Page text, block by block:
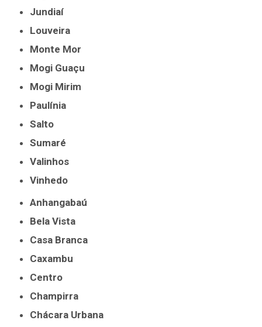
Jundiaí
Louveira
Monte Mor
Mogi Guaçu
Mogi Mirim
Paulínia
Salto
Sumaré
Valinhos
Vinhedo
Anhangabaú
Bela Vista
Casa Branca
Caxambu
Centro
Champirra
Chácara Urbana